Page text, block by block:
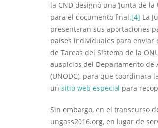
la CND designó una ‘Junta de
para el documento final.[4] La
presentaran sus aportaciones
países individuales para enviar
de Tareas del Sistema de la
auspicios del Departamento de
(UNODC), para que coordinara
un sitio web especial para
Sin embargo, en el transcurso
ungass2016.org, en lugar de